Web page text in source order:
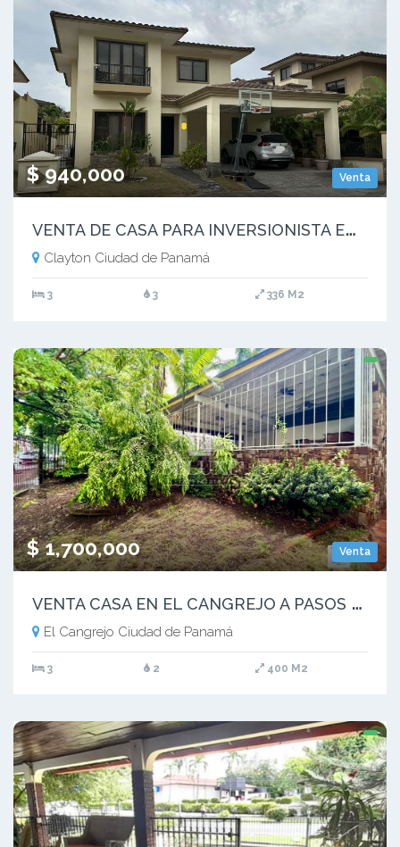
Venta
$ 940,000
V
ENTA DE CASA PARA INVERSIONISTA EN PH EMBASSY CLUB, CLAYTON (6)
Clayton Ciudad de Panamá
3 3 336 M2
Venta
$ 1,700,000
V
ENTA CASA EN EL CANGREJO A PASOS DE VIA ARGENTINA (4)
El Cangrejo Ciudad de Panamá
3 2 400 M2